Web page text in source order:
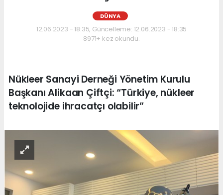
DÜNYA
12.06.2023 - 18:35, Güncelleme: 12.06.2023 - 18:35
8971+ kez okundu.
Nükleer Sanayi Derneği Yönetim Kurulu
Başkanı Alikaan Çiftçi: “Türkiye, nükleer
teknolojide ihracatçı olabilir”